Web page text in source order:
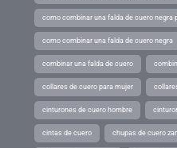
como combinar una falda de cuero negra
como combinar una falda de cuero negra
combinar una falda de cuero
collares de cuero para mujer
cinturones de cuero hombre
cintas de cuero chupas de cuero